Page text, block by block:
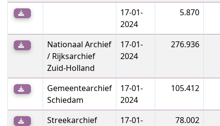
17-01-
2024
5.870
Nationaal Archief
/ Rijksarchief
Zuid-Holland
17-01-
2024
276.936
Gemeentearchief
Schiedam
17-01-
2024
105.412
Streekarchief
17-01-
78.002